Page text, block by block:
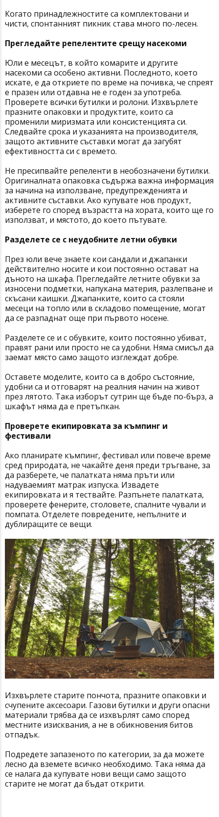
Когато принадлежностите са комплектовани и
чисти, спонтанният пикник става много по-лесен.
Прегледайте репелентите срещу насекоми
Юли е месецът, в който комарите и другите
насекоми са особено активни. Последното, което
искате, е да откриете по време на почивка, че спреят
е празен или отдавна не е годен за употреба.
Проверете всички бутилки и ролони. Изхвърлете
празните опаковки и продуктите, които са
променили миризмата или консистенцията си.
Следвайте срока и указанията на производителя,
защото активните съставки могат да загубят
ефективността си с времето.
Не пресипвайте репеленти в необозначени бутилки.
Оригиналната опаковка съдържа важна информация
за начина на използване, предупрежденията и
активните съставки. Ако купувате нов продукт,
изберете го според възрастта на хората, които ще го
използват, и мястото, до което пътувате.
Разделете се с неудобните летни обувки
През юли вече знаете кои сандали и джапанки
действително носите и кои постоянно остават на
дъното на шкафа. Прегледайте летните обувки за
износени подметки, напукана материя, разлепване и
скъсани каишки. Джапанките, които са стояли
месеци на топло или в складово помещение, могат
да се разпаднат още при първото носене.
Разделете се и с обувките, които постоянно убиват,
правят рани или просто не са удобни. Няма смисъл да
заемат място само защото изглеждат добре.
Оставете моделите, които са в добро състояние,
удобни са и отговарят на реалния начин на живот
през лятото. Така изборът сутрин ще бъде по-бърз, а
шкафът няма да е претъпкан.
Проверете екипировката за къмпинг и
фестивали
Ако планирате къмпинг, фестивал или повече време
сред природата, не чакайте деня преди тръгване, за
да разберете, че палатката няма пръти или
надуваемият матрак изпуска. Извадете
екипировката и я тествайте. Разпънете палатката,
проверете фенерите, столовете, спалните чували и
помпата. Отделете повредените, непълните и
дублиращите се вещи.
Изхвърлете старите пончота, празните опаковки и
счупените аксесоари. Газови бутилки и други опасни
материали трябва да се изхвърлят само според
местните изисквания, а не в обикновения битов
отпадък.
Подредете запазеното по категории, за да можете
лесно да вземете всичко необходимо. Така няма да
се налага да купувате нови вещи само защото
старите не могат да бъдат открити.